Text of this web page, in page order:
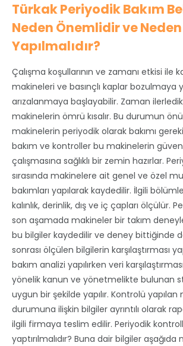
Türkak Periyodik Bakım
Neden Önemlidir ve Neden
Yapılmalıdır?
Çalışma koşullarının ve zamanı etkisi ile
makineleri ve basınçlı kaplar bozulmaya
arızalanmaya başlayabilir. Zaman
makinelerin ömrü kısalır. Bu durumun
makinelerin periyodik olarak bakımı
bakım ve kontroller bu makinelerin
çalışmasına sağlıklı bir zemin hazırlar.
sırasında makinelere ait genel ve özel
bakımları yapılarak kaydedilir. İlgili
kalınlık, derinlik, dış ve iç çapları ölçülür.
son aşamada makineler bir takım
bu bilgiler kaydedilir ve deney bittiğinde
sonrası ölçülen bilgilerin karşılaştırması
bakım analizi yapılırken veri
yönelik kanun ve yönetmelikte bulunan
uygun bir şekilde yapılır. Kontrolü
durumuna ilişkin bilgiler ayrıntılı olarak
ilgili firmaya teslim edilir. Periyodik
yaptırılmalıdır? Buna dair bilgiler